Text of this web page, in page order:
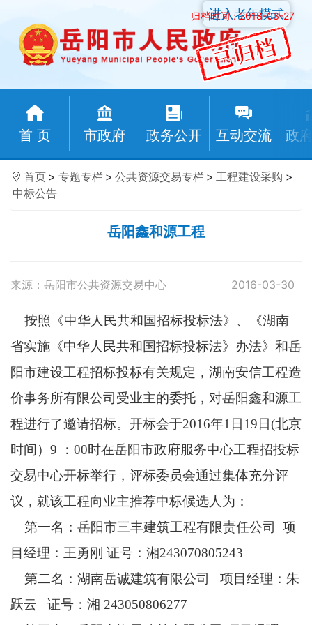
归档时间：2018-03-27
首 页 市政府 政务公开 互动交流 政
进入老年模式
首页 > 专题专栏 > 公共资源交易专栏 > 工程建设采购 >
中标公告
岳阳鑫和源工程
来源：岳阳市公共资源交易中心 2016-03-30
按照《中华人民共和国招标投标法》、《湖南
省实施《中华人民共和国招标投标法》办法》和岳
阳市建设工程招标投标有关规定，湖南安信工程造
价事务所有限公司受业主的委托，对岳阳鑫和源工
程进行了邀请招标。开标会于2016年1日19日(北京
时间）9 ：00时在岳阳市政府服务中心工程招投标
交易中心开标举行，评标委员会通过集体充分评
议，就该工程向业主推荐中标候选人为：
第一名：岳阳市三丰建筑工程有限责任公司 项
目经理：王勇刚 证号：湘243070805243
第二名：湖南岳诚建筑有限公司 项目经理：朱
跃云 证号：湘 243050806277